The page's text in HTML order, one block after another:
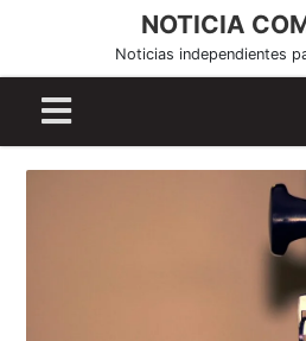
i
NOTICIA
Noticias independientes